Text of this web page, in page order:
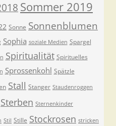
Sommer 2019
Sonne Sonnenblumen
Sophia soziale Medien Spargel
Spiritualität Spirituelles
Sprossenkohl Spätzle
Stall Stanger Staudenroggen
Sterben Sternenkinder
Stil Stille Stockrosen stricken